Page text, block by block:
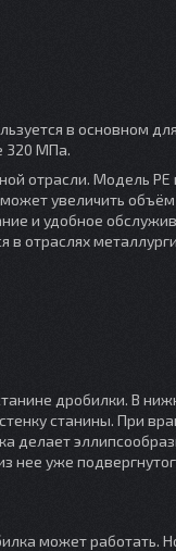
в основном для
320 МПа.
отрасли. Модель PE
увеличить объём
и удобное
отраслях
дробилки. В
станины. При
делает
нее уже
может работать.